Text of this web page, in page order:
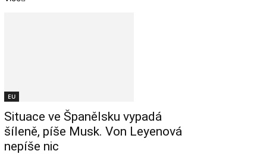
EU
Situace ve Španělsku vypadá
šíleně, píše Musk. Von Leyenová
nepíše nic